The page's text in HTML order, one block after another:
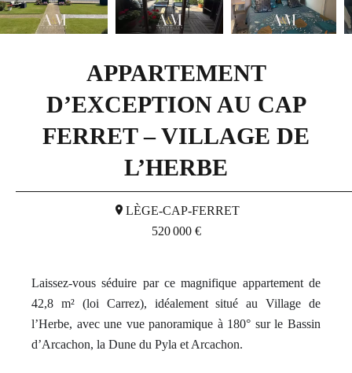
APPARTEMENT
D’EXCEPTION AU CAP
FERRET – VILLAGE DE
L’HERBE
LÈGE-CAP-FERRET
520 000 €
Laissez-vous séduire par ce magnifique appartement de
42,8 m² (loi Carrez), idéalement situé au Village de
l’Herbe, avec une vue panoramique à 180° sur le Bassin
d’Arcachon, la Dune du Pyla et Arcachon.